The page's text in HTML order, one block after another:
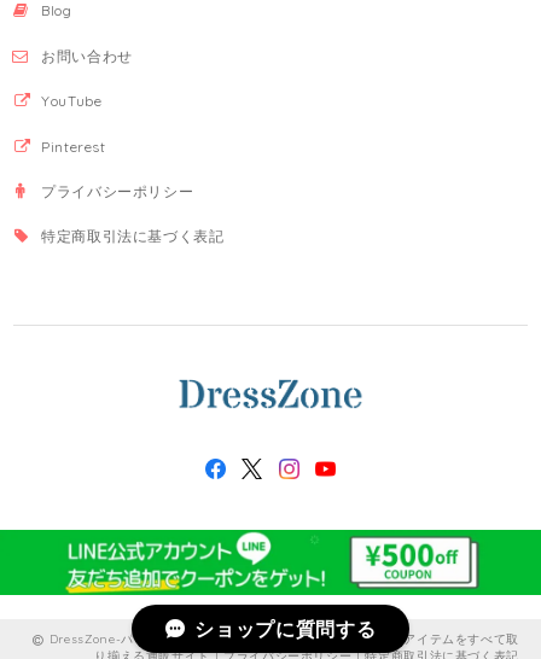
Blog
お問い合わせ
YouTube
Pinterest
プライバシーポリシー
特定商取引法に基づく表記
DressZone-パーティードレス、プライベート、出勤服などのアイテムをすべて取
ショップに質問する